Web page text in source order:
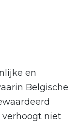
en
Belgische
verhoogt niet